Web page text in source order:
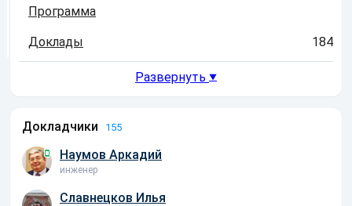
Программа
Доклады 184
Развернуть ▼
Докладчики 155
Наумов Аркадий
инженер
Славнецков Илья